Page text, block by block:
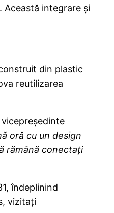
integrare și
din plastic
reutilizarea
oră cu un design
rămână conectați
îndeplinind
vizitați